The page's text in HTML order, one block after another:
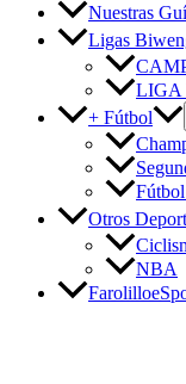
Nuestras
Ligas
LIGA
+ Fútbol
Otros
NBA